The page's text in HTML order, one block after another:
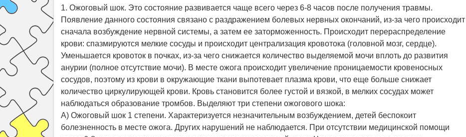
1. Ожоговый шок. Это состояние развивается чаще всего через 6-8 часов после получения травмы.
Появление данного состояния связано с раздражением болевых нервных окончаний, из-за чего происходит
сначала возбуждение нервной системы, а затем ее заторможенность. Происходит перераспределение
крови: спазмируются мелкие сосуды и происходит централизация кровотока (головной мозг, сердце).
Уменьшается кровоток в почках, из-за чего снижается количество выделяемой мочи вплоть до развития
анурии (полное отсутствие мочи). В месте ожога происходит увеличение проницаемости кровеносных
сосудов, поэтому из крови в окружающие ткани выпотевает плазма крови, что еще больше снижает
количество циркулирующей крови. Кровь становится более густой и вязкой, в мелких сосудах может
наблюдаться образование тромбов. Выделяют три степени ожогового шока:
А) Ожоговый шок 1 степени. Характеризуется незначительным возбуждением, детей беспокоит
болезненность в месте ожога. Других нарушений не наблюдается. При отсутствии медицинской помощи